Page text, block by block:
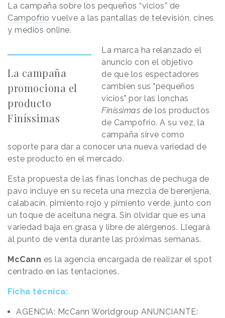
La campaña sobre los pequeños “vicios” de
Campofrío vuelve a las pantallas de televisión, cines
y medios online.
La campaña
promociona el
producto
Finíssimas
La marca ha relanzado el
anuncio con el objetivo
de que los espectadores
cambien sus "pequeños
vicios" por las lonchas
Finíssimas de los productos
de Campofrío. A su vez, la
campaña sirve como
soporte para dar a conocer una nueva variedad de
este producto en el mercado.
Esta propuesta de las finas lonchas de pechuga de
pavo incluye en su receta una mezcla de berenjena,
calabacín, pimiento rojo y pimiento verde, junto con
un toque de aceituna negra. Sin olvidar que es una
variedad baja en grasa y libre de alérgenos. Llegará
al punto de venta durante las próximas semanas.
McCann es la agencia encargada de realizar el spot
centrado en las tentaciones.
Ficha técnica:
AGENCIA: McCann Worldgroup ANUNCIANTE: